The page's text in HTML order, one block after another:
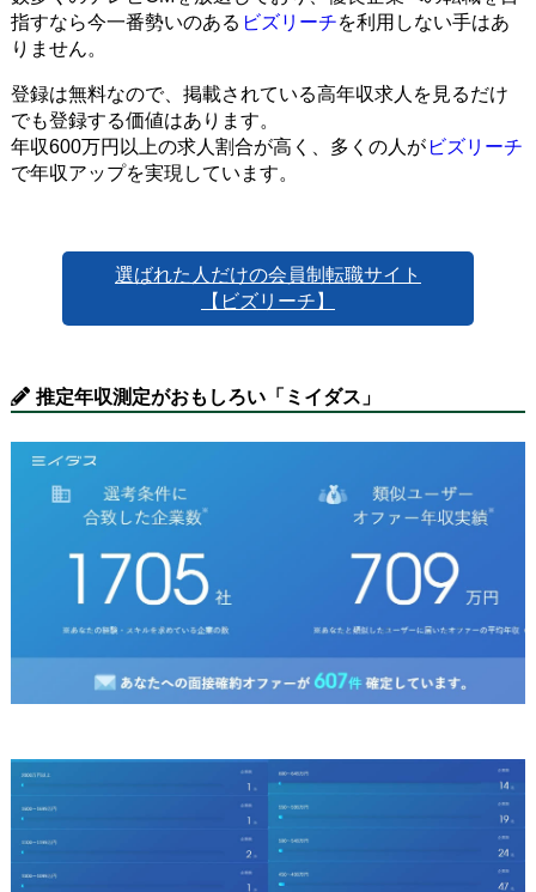
指すなら今一番勢いのある ビズリーチを利用しない手はあ
りません。
登録は無料なので、掲載されている高年収求人を見るだけ
でも登録する価値はあります。
年収600万円以上の求人割合が高く、多くの人が ビズリーチ
で年収アップを実現しています。
選ばれた人だけの会員制転職サイト
【ビズリーチ】
推定年収測定がおもしろい「ミイダス」